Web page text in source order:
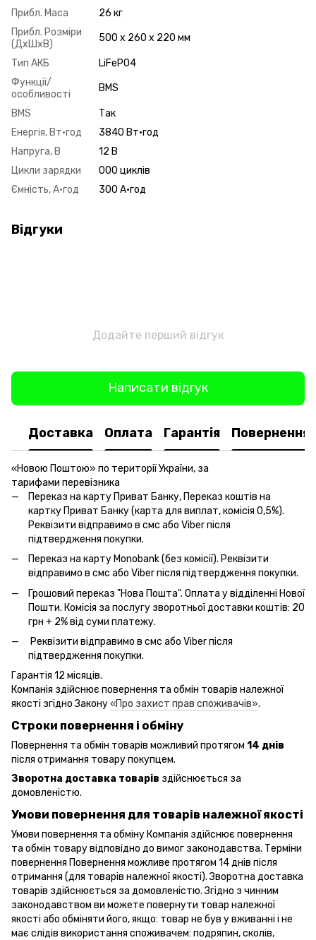
Прибл. Маса
26 кг
Прибл. Розміри
(ДхШхВ)
500 x 260 x 220 мм
Тип АКБ
LiFePO4
Функції/
особливості
BMS
BMS
Так
Енергія, Вт·год
3840 Вт·год
Напруга, В
12 В
Цикли зарядки
000 циклів
Ємність, А·год
300 А·год
Відгуки
Додайте перший відгук
Написати відгук
Доставка Оплата Гарантія Повернення
«Новою Поштою» по території України, за
тарифами перевізника
Переказ на карту Приват Банку, Переказ коштів на
картку Приват Банку (карта для виплат, комісія 0,5%).
Реквізити відправимо в смс або Viber після
підтвердження покупки.
Переказ на карту Monobank (без комісії). Реквізити
відправимо в смс або Viber після підтвердження покупки.
Грошовий переказ "Нова Пошта". Оплата у відділенні Нової
Пошти. Комісія за послугу зворотньої доставки коштів: 20
грн + 2% від суми платежу.
Реквізити відправимо в смс або Viber після
підтвердження покупки.
Гарантія 12 місяців.
Компанія здійснює повернення та обмін товарів належної
якості згідно Закону«Про захист прав споживачів».
Строки повернення і обміну
Повернення та обмін товарів можливий протягом 14 днів
після отримання товару покупцем.
Зворотна доставка товарів здійснюється за
домовленістю.
Умови повернення для товарів належної якості
Умови повернення та обміну Компанія здійснює повернення
та обмін товару відповідно до вимог законодавства. Терміни
повернення Повернення можливе протягом 14 днів після
отримання (для товарів належної якості). Зворотна доставка
товарів здійснюється за домовленістю. Згідно з чинним
законодавством ви можете повернути товар належної
якості або обміняти його, якщо: товар не був у вживанні і не
має слідів використання споживачем: подряпин, сколів,